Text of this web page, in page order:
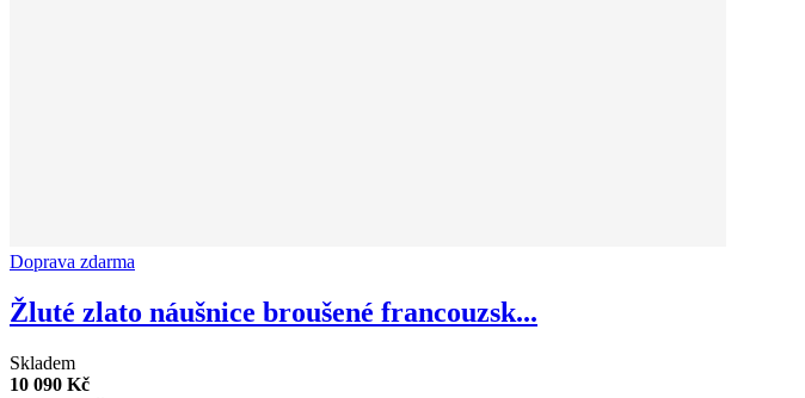
Doprava zdarma
Žluté zlato náušnice broušené francouzsk...
Skladem
10 090 Kč